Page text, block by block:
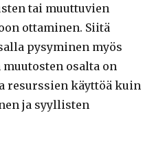
tai muuttuvien
ottaminen. Siitä
pysyminen myös
osalta on
resurssien käyttöä kuin
ja syyllisten